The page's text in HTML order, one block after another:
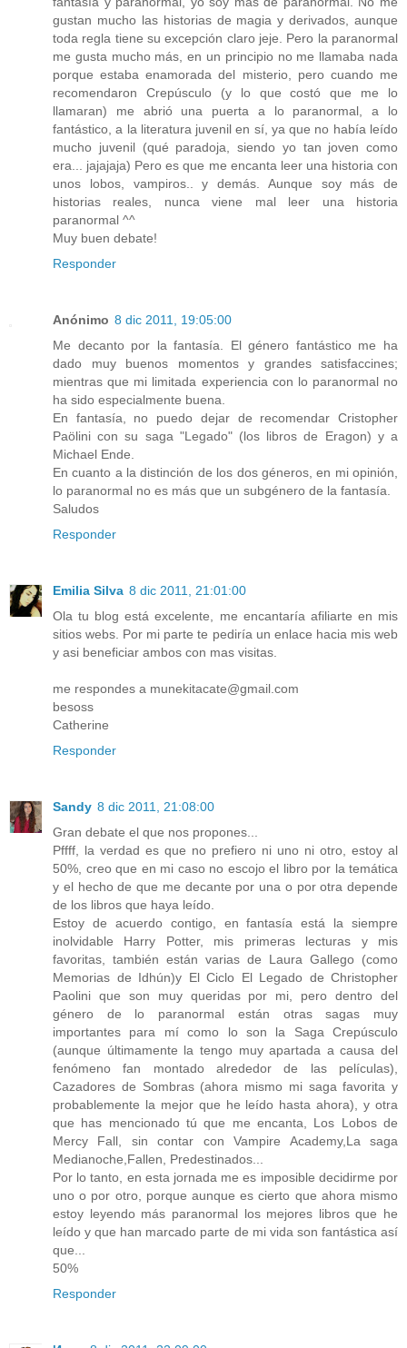
gustan mucho las historias de magia y derivados, aunque
toda regla tiene su excepción claro jeje. Pero la paranormal
me gusta mucho más, en un principio no me llamaba nada
porque estaba enamorada del misterio, pero cuando me
recomendaron Crepúsculo (y lo que costó que me lo
llamaran) me abrió una puerta a lo paranormal, a lo
fantástico, a la literatura juvenil en sí, ya que no había leído
mucho juvenil (qué paradoja, siendo yo tan joven como
era... jajajaja) Pero es que me encanta leer una historia con
unos lobos, vampiros.. y demás. Aunque soy más de
historias reales, nunca viene mal leer una historia
paranormal ^^
Muy buen debate!
Responder
Anónimo 8 dic 2011, 19:05:00
Me decanto por la fantasía. El género fantástico me ha
dado muy buenos momentos y grandes satisfaccines;
mientras que mi limitada experiencia con lo paranormal no
ha sido especialmente buena.
En fantasía, no puedo dejar de recomendar Cristopher
Paölini con su saga "Legado" (los libros de Eragon) y a
Michael Ende.
En cuanto a la distinción de los dos géneros, en mi opinión,
lo paranormal no es más que un subgénero de la fantasía.
Saludos
Responder
Emilia Silva 8 dic 2011, 21:01:00
Ola tu blog está excelente, me encantaría afiliarte en mis
sitios webs. Por mi parte te pediría un enlace hacia mis web
y asi beneficiar ambos con mas visitas.
me respondes a munekitacate@gmail.com
besoss
Catherine
Responder
Sandy 8 dic 2011, 21:08:00
Gran debate el que nos propones...
Pffff, la verdad es que no prefiero ni uno ni otro, estoy al
50%, creo que en mi caso no escojo el libro por la temática
y el hecho de que me decante por una o por otra depende
de los libros que haya leído.
Estoy de acuerdo contigo, en fantasía está la siempre
inolvidable Harry Potter, mis primeras lecturas y mis
favoritas, también están varias de Laura Gallego (como
Memorias de Idhún)y El Ciclo El Legado de Christopher
Paolini que son muy queridas por mi, pero dentro del
género de lo paranormal están otras sagas muy
importantes para mí como lo son la Saga Crepúsculo
(aunque últimamente la tengo muy apartada a causa del
fenómeno fan montado alrededor de las películas),
Cazadores de Sombras (ahora mismo mi saga favorita y
probablemente la mejor que he leído hasta ahora), y otra
que has mencionado tú que me encanta, Los Lobos de
Mercy Fall, sin contar con Vampire Academy,La saga
Medianoche,Fallen, Predestinados...
Por lo tanto, en esta jornada me es imposible decidirme por
uno o por otro, porque aunque es cierto que ahora mismo
estoy leyendo más paranormal los mejores libros que he
leído y que han marcado parte de mi vida son fantástica así
que...
50%
Responder